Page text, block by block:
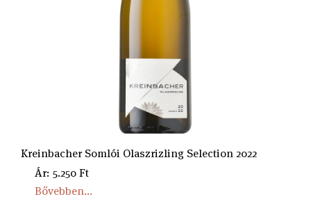
Kreinbacher Somlói Olaszrizling Selection 2022
Ár: 5.250 Ft
Bővebben...